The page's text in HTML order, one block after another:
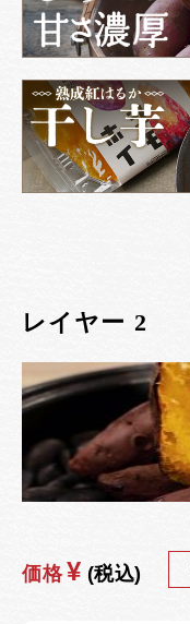
レイヤー 2
価格 ¥ (税込)